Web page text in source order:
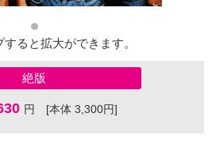
ると拡大ができます。
絶版
円 [本体 3,300円]